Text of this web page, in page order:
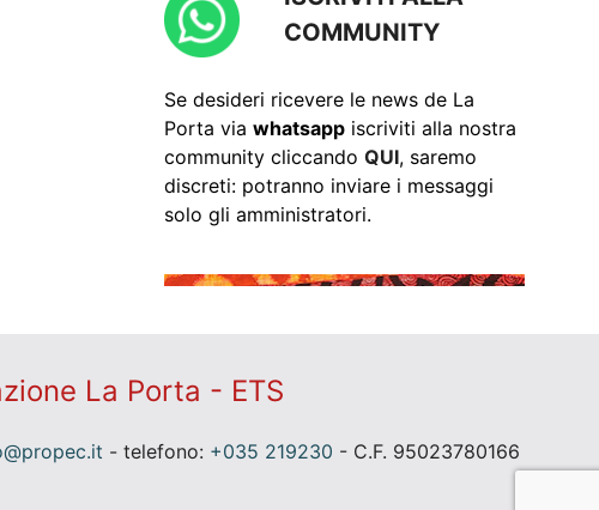
COMMUNITY
Se desideri ricevere le news de La
Porta via whatsapp iscriviti alla nostra
community cliccando QUI, saremo
discreti: potranno inviare i messaggi
solo gli amministratori.
La Porta - ETS
- telefono: +035 219230 - C.F. 95023780166